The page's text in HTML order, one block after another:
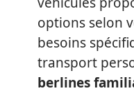
options selon
besoins
transport
berlines